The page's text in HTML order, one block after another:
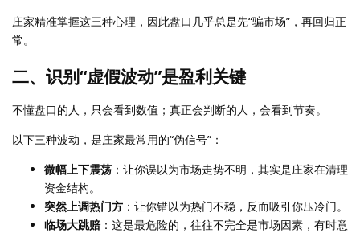
庄家精准掌握这三种心理，因此盘口几乎总是先“骗市场”，再回归正
常。
二、识别“虚假波动”是盈利关键
不懂盘口的人，只会看到数值；真正会判断的人，会看到节奏。
以下三种波动，是庄家最常用的“伪信号”：
微幅上下震荡 ：让你误以为市场走势不明，其实是庄家在清理
资金结构。
突然上调热门方 ：让你错以为热门不稳，反而吸引你压冷门。
临场大跳赔：这是最危险的，往往不完全是市场因素，有时意